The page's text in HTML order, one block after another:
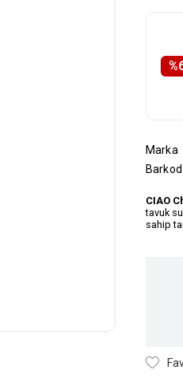
%
Marka
Barkod
CIAO
tavuk
sahip